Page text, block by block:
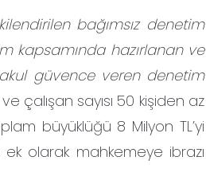
bağımsız denetim
kapsamında hazırlanan ve
güvence veren denetim
çalışan sayısı 50 kişiden az
büyüklüğü 8 Milyon TL’yi
olarak mahkemeye ibrazı